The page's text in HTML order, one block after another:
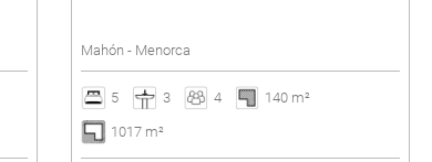
Mahón - Menorca
5 3 4 140 m²
1017 m²